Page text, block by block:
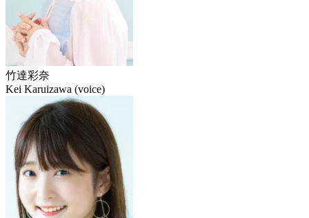
竹達彩奈
Kei Karuizawa (voice)